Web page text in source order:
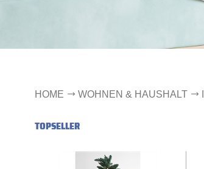
HOME WOHNEN & HAUSHALT
TOPSELLER